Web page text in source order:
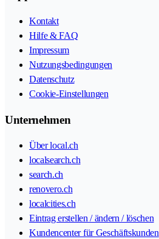
Kontakt
Hilfe & FAQ
Impressum
Nutzungsbedingungen
Datenschutz
Cookie-Einstellungen
Unternehmen
Über local.ch
localsearch.ch
search.ch
renovero.ch
localcities.ch
Eintrag erstellen / ändern / löschen
Kundencenter für Geschäftskunden